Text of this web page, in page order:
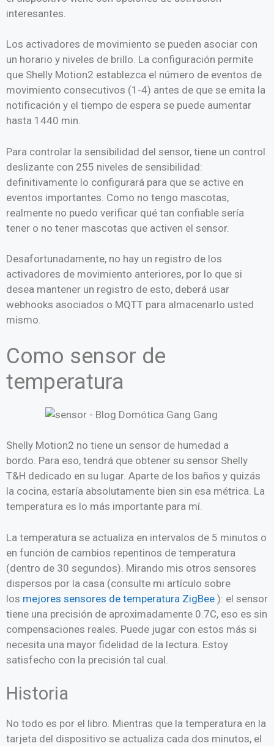
interesantes.
Los activadores de movimiento se pueden asociar con
un horario y niveles de brillo. La configuración permite
que Shelly Motion2 establezca el número de eventos de
movimiento consecutivos (1-4) antes de que se emita la
notificación y el tiempo de espera se puede aumentar
hasta 1440 min.
Para controlar la sensibilidad del sensor, tiene un control
deslizante con 255 niveles de sensibilidad:
definitivamente lo configurará para que se active en
eventos importantes. Como no tengo mascotas,
realmente no puedo verificar qué tan confiable sería
tener o no tener mascotas que activen el sensor.
Desafortunadamente, no hay un registro de los
activadores de movimiento anteriores, por lo que si
desea mantener un registro de esto, deberá usar
webhooks asociados o MQTT para almacenarlo usted
mismo.
Como sensor de
temperatura
Shelly Motion2 no tiene un sensor de humedad a
bordo. Para eso, tendrá que obtener su sensor Shelly
T&H dedicado en su lugar. Aparte de los baños y quizás
la cocina, estaría absolutamente bien sin esa métrica. La
temperatura es lo más importante para mí.
La temperatura se actualiza en intervalos de 5 minutos o
en función de cambios repentinos de temperatura
(dentro de 30 segundos). Mirando mis otros sensores
dispersos por la casa (consulte mi artículo sobre
los mejores sensores de temperatura ZigBee ): el sensor
tiene una precisión de aproximadamente 0.7C, eso es sin
compensaciones reales. Puede jugar con estos más si
necesita una mayor fidelidad de la lectura. Estoy
satisfecho con la precisión tal cual.
Historia
No todo es por el libro. Mientras que la temperatura en la
tarjeta del dispositivo se actualiza cada dos minutos, el